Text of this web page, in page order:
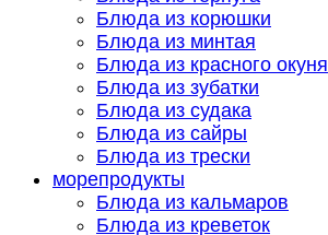
Блюда из корюшки
Блюда из минтая
Блюда из красного окуня
Блюда из зубатки
Блюда из судака
Блюда из сайры
Блюда из трески
морепродукты
Блюда из кальмаров
Блюда из креветок